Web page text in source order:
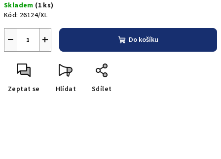
cena:
Skladem (1 ks)
Kód: 26124/XL
+
− Do košíku
Zeptat se Hlídat Sdílet